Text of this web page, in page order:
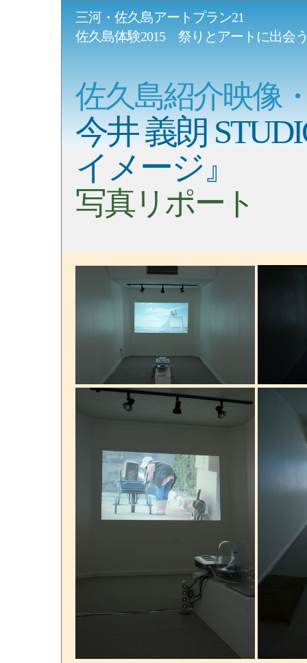
三河・佐久島アートプラン21
佐久島体験2015 祭りとアートに出会
佐久島紹介映像
今井 義朗
イメージ』
写真リポート